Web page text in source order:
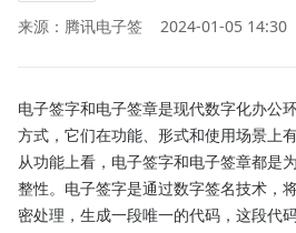
来源：腾讯电子签
2024-01-05 14:30
电子签字和电子签章是现代数字化办公
方式，它们在功能、形式和使用场景上
从功能上看，电子签字和电子签章都是
整性。电子签字是通过数字签名技术，
密处理，生成一段唯一的代码，这段代